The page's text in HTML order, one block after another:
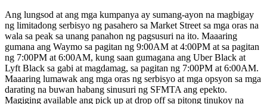
Ang lungsod at ang mga kumpanya ay sumang-ayon na magbigay
ng limitadong serbisyo ng pasahero sa Market Street sa mga oras na
wala sa peak sa unang panahon ng pagsusuri na ito. Maaaring
gumana ang Waymo sa pagitan ng 9:00AM at 4:00PM at sa pagitan
ng 7:00PM at 6:00AM, kung saan gumagana ang Uber Black at
Lyft Black sa gabi at magdamag, sa pagitan ng 7:00PM at 6:00AM.
Maaaring lumawak ang mga oras ng serbisyo at mga opsyon sa mga
darating na buwan habang sinusuri ng SFMTA ang epekto.
Magiging available ang pick up at drop off sa pitong tinukoy na